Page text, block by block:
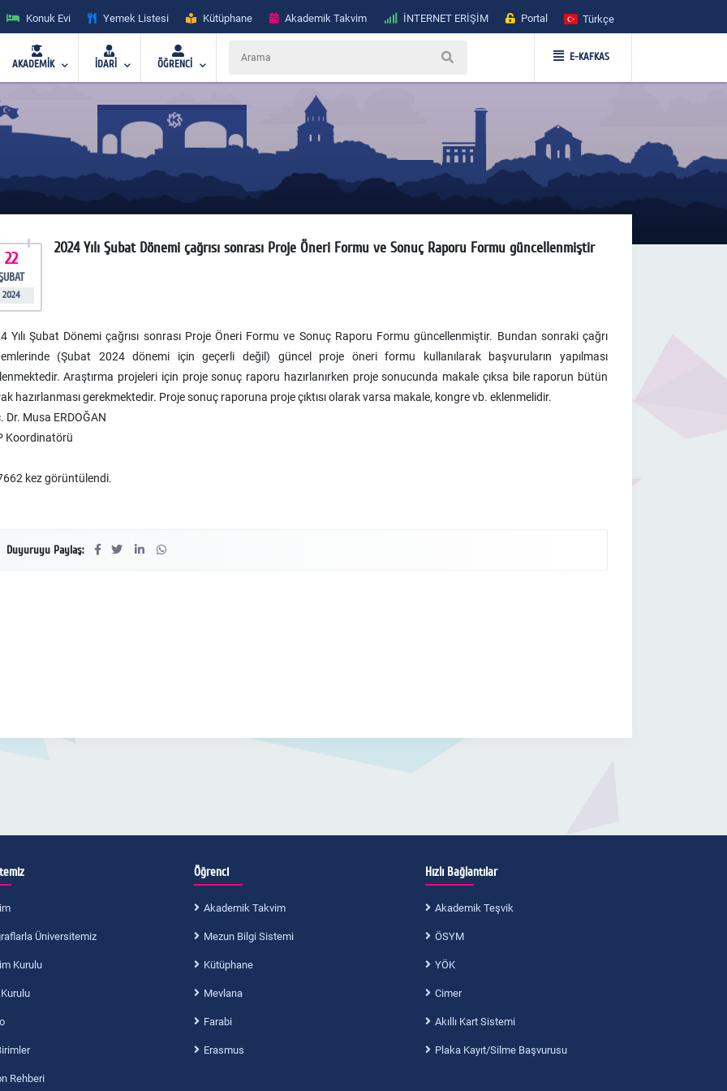
Konuk Evi Yemek Listesi Kütüphane Akademik Takvim İNTERNET ERİŞİM Portal Türkçe
AKADEMİK İDARİ ÖĞRENCİ
E-KAFKAS
22
2024
2024 Yılı Şubat Dönemi çağrısı sonrası Proje Öneri Formu ve Sonuç Raporu Formu güncellenmiştir
Yılı Şubat Dönemi çağrısı sonrası Proje Öneri Formu ve Sonuç Raporu Formu güncellenmiştir. Bundan sonraki çağrı
(Şubat 2024 dönemi için geçerli değil) güncel proje öneri formu kullanılarak başvuruların yapılması
Araştırma projeleri için proje sonuç raporu hazırlanırken proje sonucunda makale çıksa bile raporun bütün
hazırlanması gerekmektedir. Proje sonuç raporuna proje çıktısı olarak varsa makale, kongre vb. eklenmelidir.
Dr. Musa ERDOĞAN
Koordinatörü
kez görüntülendi.
Duyuruyu Paylaş:
Üniversitemiz
Kurulu
Rehberi
Öğrenci
Akademik Takvim
Mezun Bilgi Sistemi
Kütüphane
Mevlana
Farabi
Erasmus
Hızlı Bağlantılar
Akademik Teşvik
ÖSYM
YÖK
Cimer
Akıllı Kart Sistemi
Plaka Kayıt/Silme Başvurusu